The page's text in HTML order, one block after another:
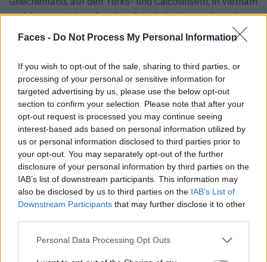
Faces - Do Not Process My Personal Information
If you wish to opt-out of the sale, sharing to third parties, or
processing of your personal or sensitive information for
targeted advertising by us, please use the below opt-out
section to confirm your selection. Please note that after your
opt-out request is processed you may continue seeing
interest-based ads based on personal information utilized by
us or personal information disclosed to third parties prior to
your opt-out. You may separately opt-out of the further
disclosure of your personal information by third parties on the
IAB’s list of downstream participants. This information may
also be disclosed by us to third parties on the IAB’s List of
Downstream Participants that may further disclose it to other
Personal Data Processing Opt Outs
und derzeit in Marrakesch gelebt habe, kann ich mich
glücklich schätzen, die „Welt“ mein Zuhause nennen zu